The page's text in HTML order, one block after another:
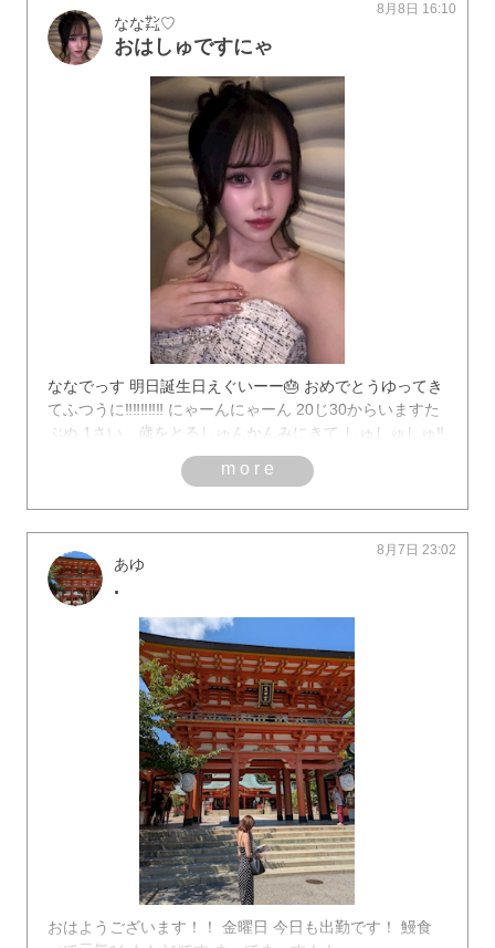
なな㌠♡
おはしゅですにゃ
8月8日 16:10
ななでっす 明日誕生日えぐいーー🎂 おめでとうゆってき
てふつうに‼️‼️‼️‼️‼️ にゃーんにゃーん 20じ30からいますた
ぶぬ 1さい、歳をとるしゅんかんみにきて しゅしゅしゅ‼️
more
あゆ
.
8月7日 23:02
おはようございます！！ 金曜日 今日も出勤です！ 鰻食